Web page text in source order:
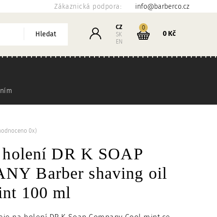
Zákaznická podpora: info@barberco.cz
Hledat Přihlášení
CZ
SK
EN
Košík
0kusů
0 Kč
DR K SOAP
Barber shaving oil
100 ml
0x)